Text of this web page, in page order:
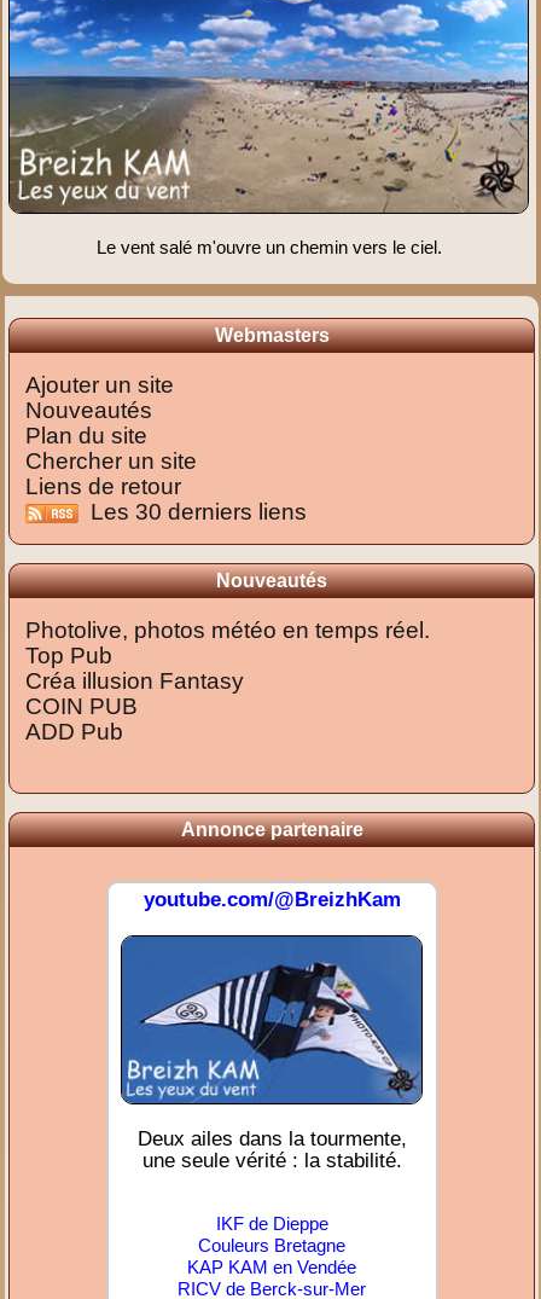
Le vent salé m'ouvre un chemin vers le ciel.
Webmasters
Ajouter un site
Nouveautés
Plan du site
Chercher un site
Liens de retour
Les 30 derniers liens
Nouveautés
Photolive, photos météo en temps réel.
Top Pub
Créa illusion Fantasy
COIN PUB
ADD Pub
Annonce partenaire
youtube.com/@BreizhKam
Deux ailes dans la tourmente,
une seule vérité : la stabilité.
IKF de Dieppe
Couleurs Bretagne
KAP KAM en Vendée
RICV de Berck-sur-Mer